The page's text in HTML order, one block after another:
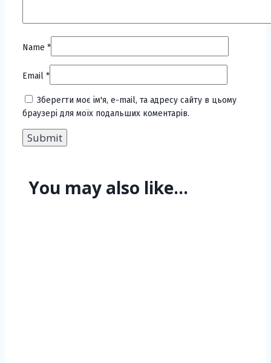
Name *
Email *
Зберегти моє ім'я, e-mail, та адресу сайту в цьому
браузері для моїх подальших коментарів.
You may also like…